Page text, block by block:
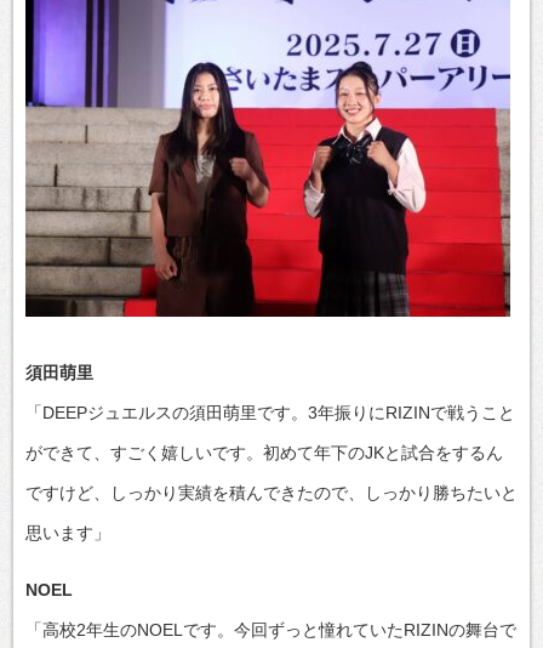
須田萌里
「DEEPジュエルスの須田萌里です。3年振りにRIZINで戦うこと
ができて、すごく嬉しいです。初めて年下のJKと試合をするん
ですけど、しっかり実績を積んできたので、しっかり勝ちたいと
思います」
NOEL
「高校2年生のNOELです。今回ずっと憧れていたRIZINの舞台で